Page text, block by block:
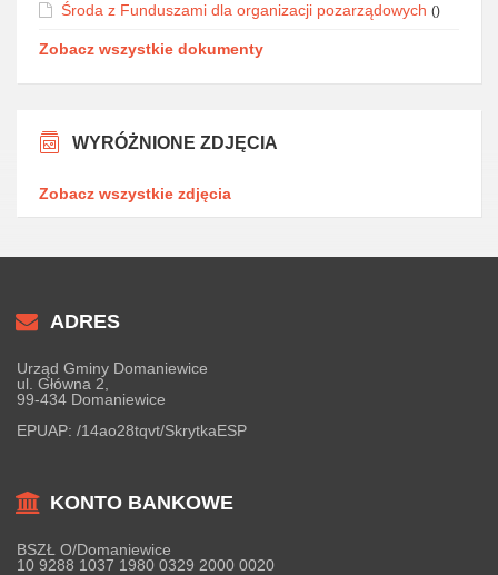
Środa z Funduszami dla organizacji pozarządowych ()
Zobacz wszystkie dokumenty
WYRÓŻNIONE ZDJĘCIA
Zobacz wszystkie zdjęcia
ADRES
Urząd Gminy Domaniewice
ul. Główna 2,
99-434 Domaniewice
EPUAP: /14ao28tqvt/SkrytkaESP
KONTO BANKOWE
BSZŁ O/Domaniewice
10 9288 1037 1980 0329 2000 0020